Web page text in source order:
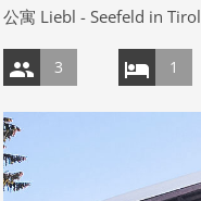
公寓 Liebl - Seefeld in Tirol
3 1